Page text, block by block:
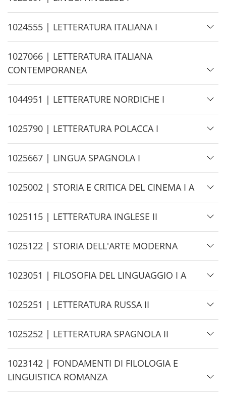
e
i
d
e
H
i
d
e
1024555 | LETTERATURA ITALIANA I
H
i
d
e
1027066 | LETTERATURA ITALIANA
CONTEMPORANEA
H
i
d
e
1044951 | LETTERATURE NORDICHE I
H
i
d
e
1025790 | LETTERATURA POLACCA I
H
i
d
e
1025667 | LINGUA SPAGNOLA I
H
i
d
e
1025002 | STORIA E CRITICA DEL CINEMA I A
H
i
d
e
1025115 | LETTERATURA INGLESE II
H
i
d
e
1025122 | STORIA DELL'ARTE MODERNA
H
i
d
e
1023051 | FILOSOFIA DEL LINGUAGGIO I A
H
i
d
e
1025251 | LETTERATURA RUSSA II
H
i
d
e
1025252 | LETTERATURA SPAGNOLA II
H
i
d
1023142 | FONDAMENTI DI FILOLOGIA E
LINGUISTICA ROMANZA